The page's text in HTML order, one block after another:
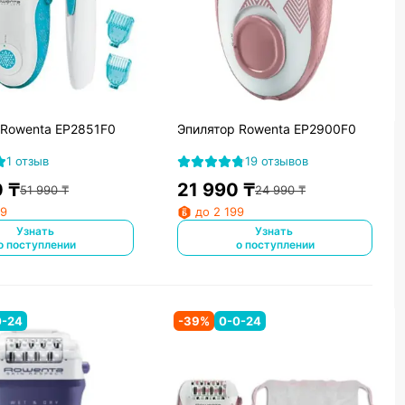
EP2851F0
1 отзыв
₸51 990₸
Узнать
поступлении
Эпилятор Rowenta EP2900F0
19 отзывов
21 990 ₸24 990₸
до 2 199
Узнать
о поступлении
24 -39% 0-0-24